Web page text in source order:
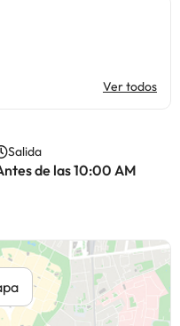
Ver todos
Salida
de las 10:00 AM